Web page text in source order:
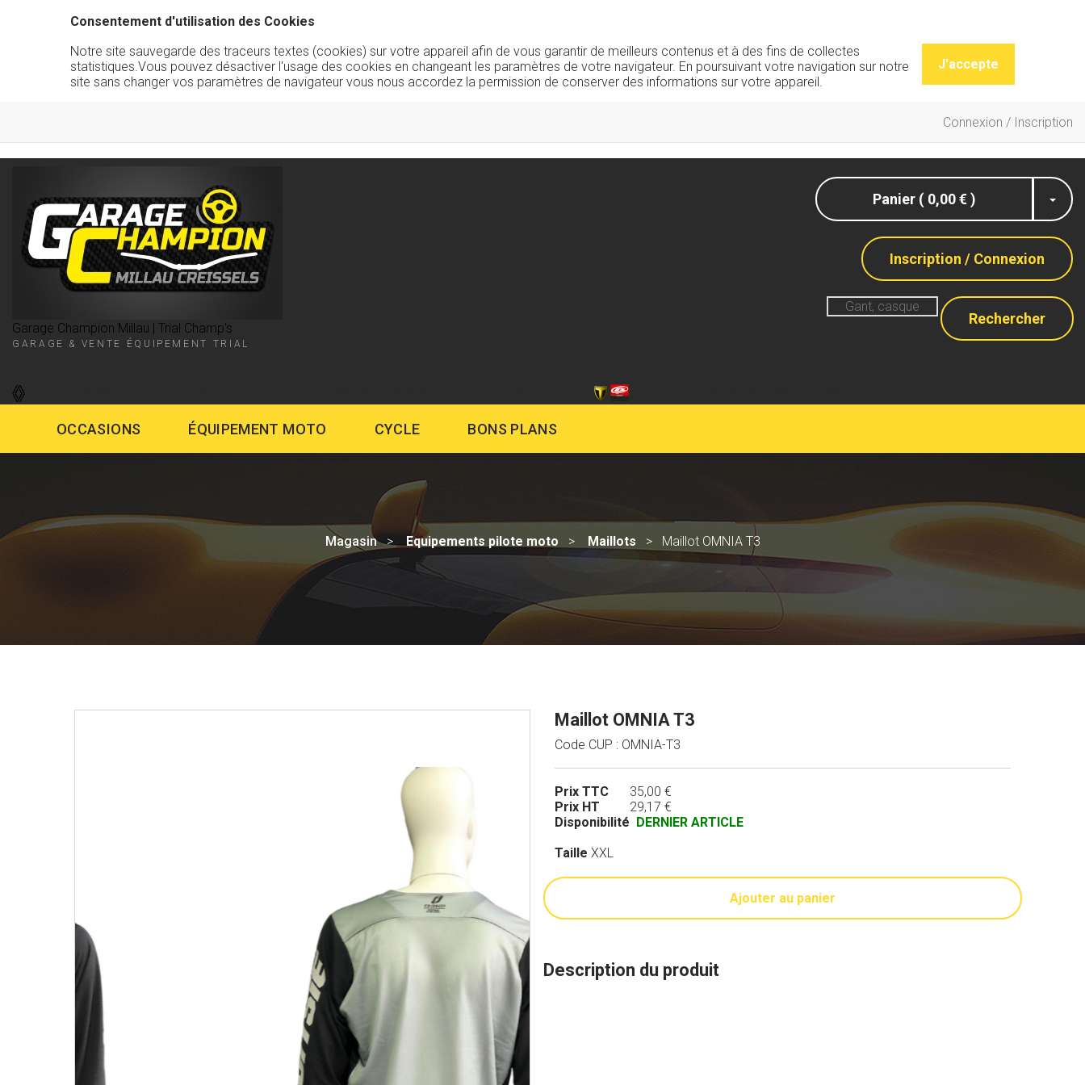
Consentement d'utilisation des Cookies
J'accepte
Notre site sauvegarde des traceurs textes (cookies) sur votre appareil afin de vous garantir de meilleurs contenus et à des fins de collectes
statistiques.Vous pouvez désactiver l'usage des cookies en changeant les paramètres de votre navigateur. En poursuivant votre navigation sur notre
site sans changer vos paramètres de navigateur vous nous accordez la permission de conserver des informations sur votre appareil.
Connexion / Inscription
Garage Champion Millau | Trial Champ's
GARAGE & VENTE ÉQUIPEMENT TRIAL
Panier ( 0,00 € )
Inscription / Connexion
Rechercher
OCCASIONS ÉQUIPEMENT MOTO CYCLE BONS PLANS
Magasin Equipements pilote moto Maillots Maillot OMNIA T3
Maillot OMNIA T3
Code CUP : OMNIA-T3
Prix TTC
35,00 €
Prix HT
29,17 €
Disponibilité DERNIER ARTICLE
Taille XXL
Ajouter au panier
Description du produit